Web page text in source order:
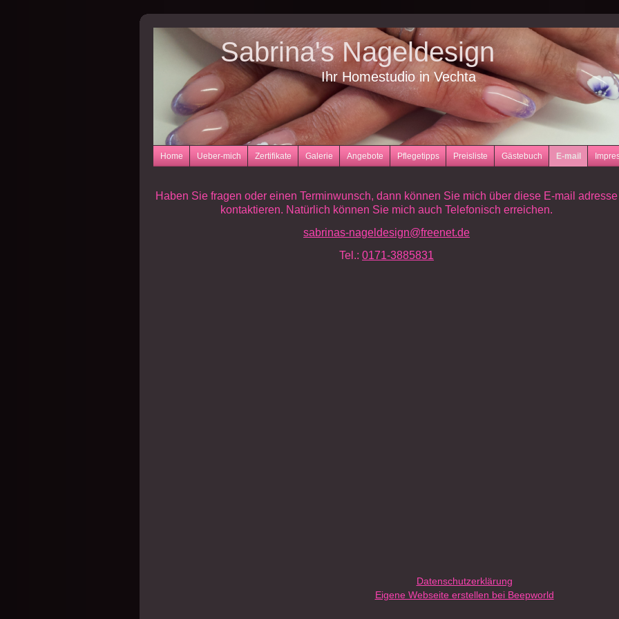
Sabrina's Nageldesign
Ihr Homestudio in Vechta
Home Ueber-mich Zertifikate Galerie Angebote Pflegetipps Preisliste Gästebuch E-mail
Haben Sie fragen oder einen Terminwunsch, dann können Sie mich über diese E-mail adresse
kontaktieren. Natürlich können Sie mich auch Telefonisch erreichen.
sabrinas-nageldesign@freenet.de
Tel.: 0171-3885831
Datenschutzerklärung
Eigene Webseite erstellen bei Beepworld